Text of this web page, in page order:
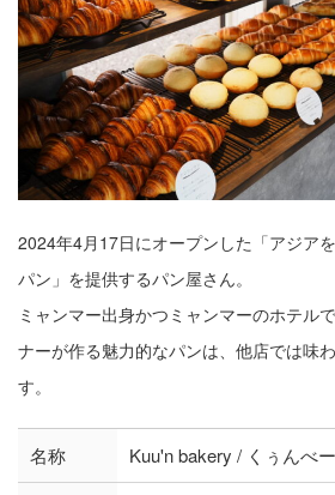
2024年4月17日にオープンした「アジア
パン」を提供するパン屋さん。
ミャンマー出身かつミャンマーのホテル
ナーが作る魅力的なパンは、他店では味
す。
名称 Kuu'n bakery / くぅんべ